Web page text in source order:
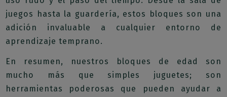
juegos hasta la guardería, estos bloques son una
adición invaluable a cualquier entorno de
aprendizaje temprano.
En resumen, nuestros bloques de edad son
mucho más que simples juguetes; son
herramientas poderosas que pueden ayudar a